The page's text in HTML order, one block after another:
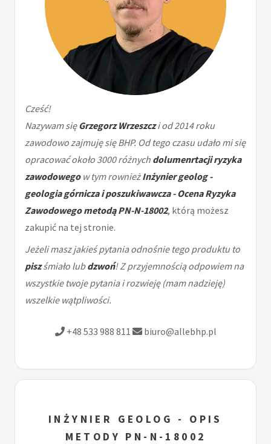
Cześć!
Nazywam sięGrzegorz Wrzeszczi od 2014 roku
zawodowo zajmuję się BHP. Od tego czasu udało mi się
opracować około 3000 różnych dolumenrtacji ryzyka
zawodowegow tym rownieżInżynier geolog -
geologia górnicza i poszukiwawcza - Ocena Ryzyka
Zawodowego metodą PN-N-18002, którą możesz
zakupić na tej stronie.
Jeżeli masz jakieś pytania odnośnie tego produktu to
piszśmiało lubdzwoń! Z przyjemnością odpowiem na
wszystkie twoje pytania i rozwieję (mam nadzieję)
wszelkie wątpliwości.
+48 533 988 811 biuro@allebhp.pl
INŻYNIER GEOLOG - OPIS
METODY PN-N-18002